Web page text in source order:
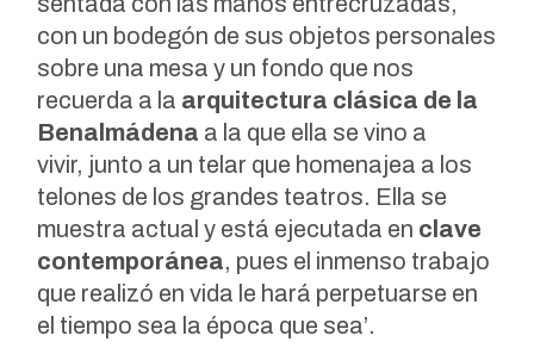
con un bodegón de sus objetos personales
sobre una mesa y un fondo que nos
recuerda a la arquitectura clásica de la
Benalmádena a la que ella se vino a
vivir, junto a un telar que homenajea a los
telones de los grandes teatros. Ella se
muestra actual y está ejecutada en clave
contemporánea, pues el inmenso trabajo
que realizó en vida le hará perpetuarse en
el tiempo sea la época que sea’.